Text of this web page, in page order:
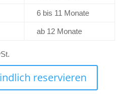
6 bis 11 Monate
ab 12 Monate
reservieren